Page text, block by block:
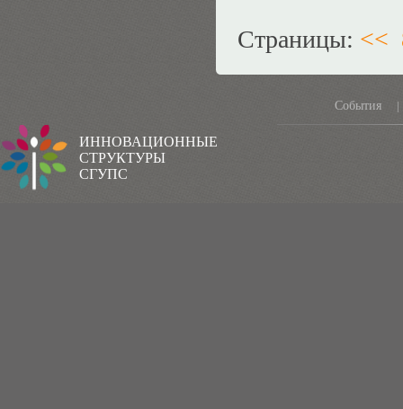
Страницы: <<
События |
ИННОВАЦИОННЫЕ
СТРУКТУРЫ
СГУПС